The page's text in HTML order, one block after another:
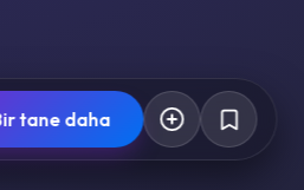
tane daha